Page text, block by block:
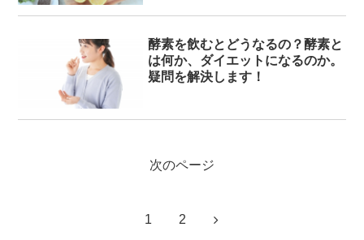
酵素を飲むとどうなるの？酵素と
は何か、ダイエットになるのか。
疑問を解決します！
次のページ
1 2
次